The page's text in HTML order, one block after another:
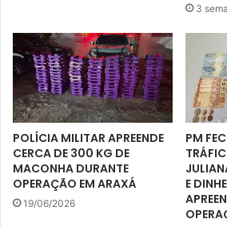
3
POLÍCIA MILITAR APREENDE
CERCA DE 300 KG DE
MACONHA DURANTE
OPERAÇÃO EM ARAXÁ
19/06/2026
PM
E